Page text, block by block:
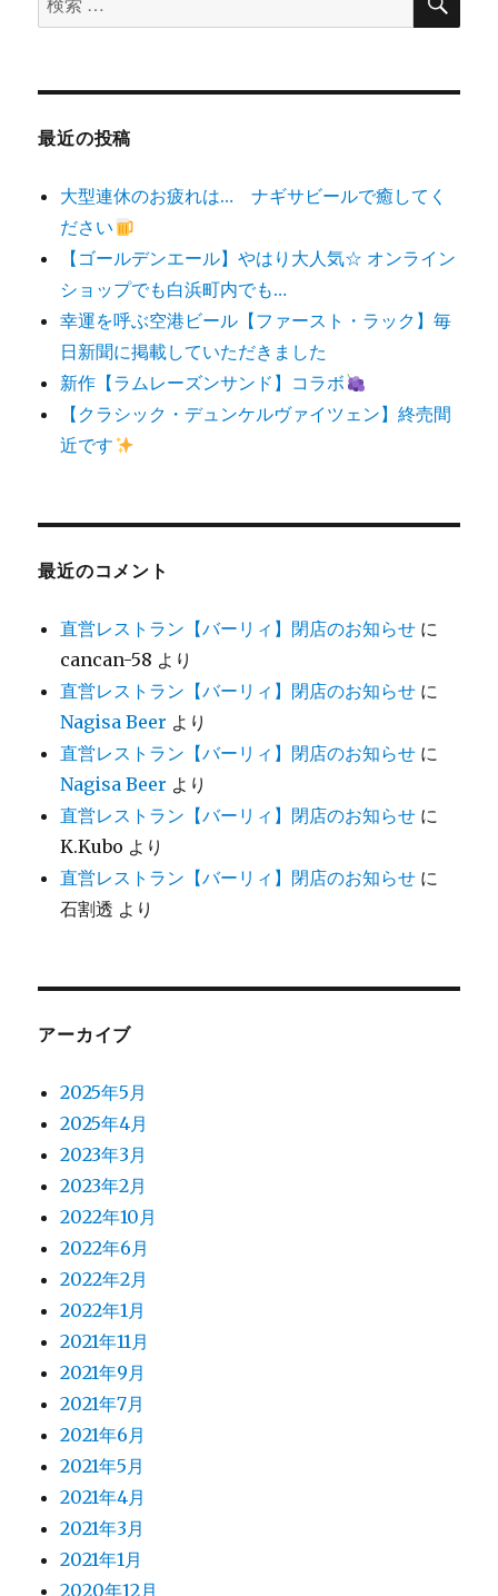
索
象:
最近の投稿
大型連休のお疲れは… ナギサビールで癒してく
ださい
【ゴールデンエール】やはり大人気☆ オンライン
ショップでも白浜町内でも…
幸運を呼ぶ空港ビール【ファースト・ラック】毎
日新聞に掲載していただきました
新作【ラムレーズンサンド】コラボ
【クラシック・デュンケルヴァイツェン】終売間
近です
最近のコメント
直営レストラン【バーリィ】閉店のお知らせ に
cancan-58 より
直営レストラン【バーリィ】閉店のお知らせ に
Nagisa Beer より
直営レストラン【バーリィ】閉店のお知らせ に
Nagisa Beer より
直営レストラン【バーリィ】閉店のお知らせ に
K.Kubo より
直営レストラン【バーリィ】閉店のお知らせ に
石割透 より
アーカイブ
2025年5月
2025年4月
2023年3月
2023年2月
2022年10月
2022年6月
2022年2月
2022年1月
2021年11月
2021年9月
2021年7月
2021年6月
2021年5月
2021年4月
2021年3月
2021年1月
2020年12月